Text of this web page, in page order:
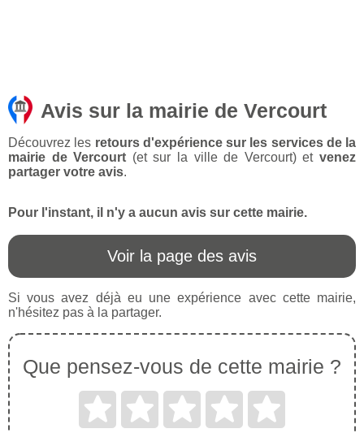
Avis sur la mairie de Vercourt
Découvrez les retours d'expérience sur les services de la
mairie de Vercourt (et sur la ville de Vercourt) etvenez
partager votre avis.
Pour l'instant, il n'y a aucun avis sur cette mairie.
Voir la page des avis
Si vous avez déjà eu une expérience avec cette mairie,
n'hésitez pas à la partager.
Que pensez-vous de cette mairie ?